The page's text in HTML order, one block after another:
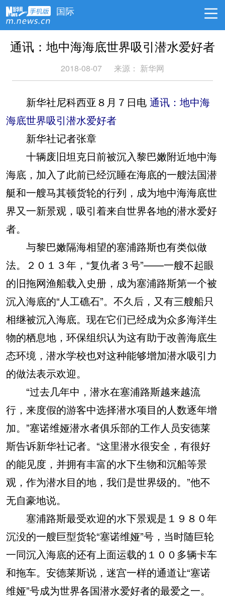
国际
通讯：地中海海底世界吸引潜水爱好者
2018-08-07 来源： 新华网
新华社尼科西亚８月７日电 通讯：地中海
海底世界吸引潜水爱好者
新华社记者张章
十辆废旧坦克日前被沉入黎巴嫩附近地中海
海底，加入了此前已经沉睡在海底的一艘法国潜
艇和一艘马其顿货轮的行列，成为地中海海底世
界又一新景观，吸引着来自世界各地的潜水爱好
者。
与黎巴嫩隔海相望的塞浦路斯也有类似做
法。２０１３年，“复仇者３号”——一艘不起眼
的旧拖网渔船载入史册，成为塞浦路斯第一个被
沉入海底的“人工礁石”。不久后，又有三艘船只
相继被沉入海底。现在它们已经成为众多海洋生
物的栖息地，环保组织认为这有助于改善海底生
态环境，潜水学校也对这种能够增加潜水吸引力
的做法表示欢迎。
“过去几年中，潜水在塞浦路斯越来越流
行，来度假的游客中选择潜水项目的人数逐年增
加。”塞诺维娅潜水者俱乐部的工作人员安德莱
斯告诉新华社记者。“这里潜水很安全，有很好
的能见度，并拥有丰富的水下生物和沉船等景
观，作为潜水目的地，我们是世界级的。”他不
无自豪地说。
塞浦路斯最受欢迎的水下景观是１９８０年
沉没的一艘巨型货轮“塞诺维娅”号，当时随巨轮
一同沉入海底的还有上面运载的１００多辆卡车
和拖车。安德莱斯说，迷宫一样的通道让“塞诺
维娅”号成为世界各国潜水爱好者的最爱之一。